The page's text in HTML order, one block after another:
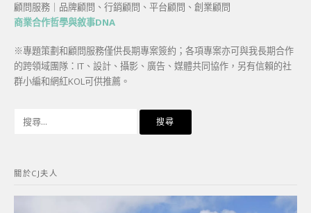
顧問服務｜品牌顧問、行銷顧問、平台顧問、創業顧問
商業合作哲學與敘事DNA
※專題策劃和顧問服務僅供長期專案簽約；各項專案亦可與我長期合作
的跨領域團隊：IT、設計、攝影、廣告、媒體共同協作，另有信賴的社
群小編和網紅KOL可供推薦。
字:
關於CJ夫人